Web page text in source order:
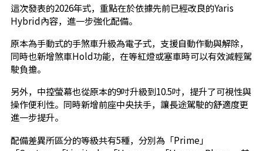
這次發表的2026年式，重點在於依據先前已經改良的Yaris
Hybrid內容，進一步強化配備。
原本為手動式的手煞車升級為電子式，支援自動作動與解除，
同時也新增煞車Hold功能，在等紅燈或塞車時可以有效減輕駕
駛負擔。
另外，中控螢幕也從原本的9吋升級到10.5吋，提升了可視性與
操作便利性。同時新增前座中央扶手，讓長途駕駛的舒適度更
進一步提升。
配備差異所區分的等級共有5種，分別為「Prime」